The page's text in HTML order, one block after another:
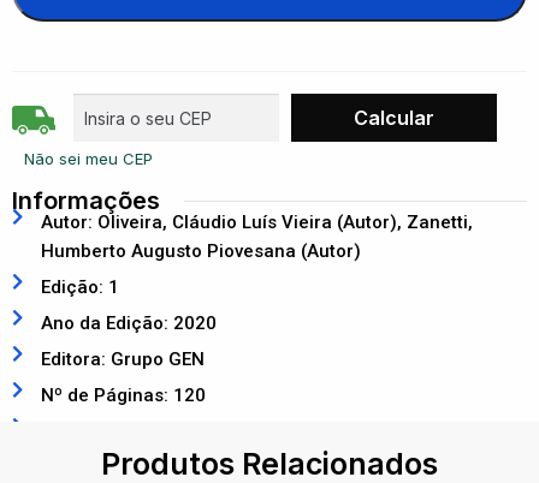
Não sei meu CEP
Informações
Autor: Oliveira, Cláudio Luís Vieira (Autor), Zanetti,
Humberto Augusto Piovesana (Autor)
Edição: 1
Ano da Edição: 2020
Editora: Grupo GEN
Nº de Páginas: 120
Produtos Relacionados